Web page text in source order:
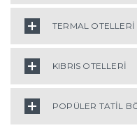
TERMAL OTELLERİ
KIBRIS OTELLERİ
POPÜLER TATİL